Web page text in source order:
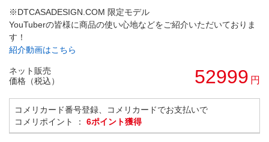
※DTCASADESIGN.COM 限定モデル
YouTuberの皆様に商品の使い心地などをご紹介いただいておりま
す！
紹介動画はこちら
ネット販売
価格（税込）
52999 円
コメリカード番号登録、コメリカードでお支払いで
コメリポイント ： 6ポイント獲得